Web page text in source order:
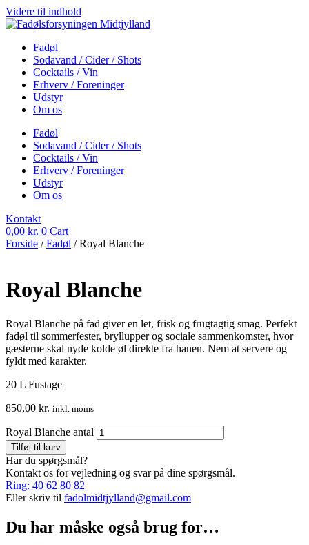
Videre til indhold
Fadøl
Sodavand / Cider / Shots
Cocktails / Vin
Erhverv / Foreninger
Udstyr
Om os
Fadøl
Sodavand / Cider / Shots
Cocktails / Vin
Erhverv / Foreninger
Udstyr
Om os
Kontakt
0,00 kr. 0 Cart
Forside /Fadøl / Royal Blanche
Royal Blanche
Royal Blanche på fad giver en let, frisk og frugtagtig smag. Perfekt
fadøl til sommerfester, bryllupper og sociale sammenkomster, hvor
gæsterne skal nyde kolde øl direkte fra hanen. Nem at servere og
fyldt med karakter.
20 L Fustage
850,00 kr. inkl. moms
Royal Blanche antal
Tilføj til kurv
Har du spørgsmål?
Kontakt os for vejledning og svar på dine spørgsmål.
Ring: 40 62 80 82
Eller skriv til fadolmidtjylland@gmail.com
Du har måske også brug for…